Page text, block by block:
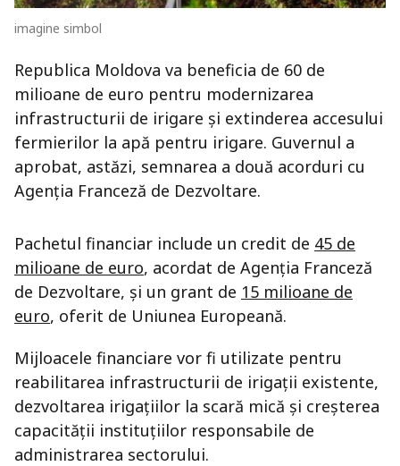
imagine simbol
Republica Moldova va beneficia de 60 de
milioane de euro pentru modernizarea
infrastructurii de irigare și extinderea accesului
fermierilor la apă pentru irigare. Guvernul a
aprobat, astăzi, semnarea a două acorduri cu
Agenția Franceză de Dezvoltare.
Pachetul financiar include un credit de 45 de
milioane de euro, acordat de Agenția Franceză
de Dezvoltare, și un grant de 15 milioane de
euro, oferit de Uniunea Europeană.
Mijloacele financiare vor fi utilizate pentru
reabilitarea infrastructurii de irigații existente,
dezvoltarea irigațiilor la scară mică și creșterea
capacității instituțiilor responsabile de
administrarea sectorului.